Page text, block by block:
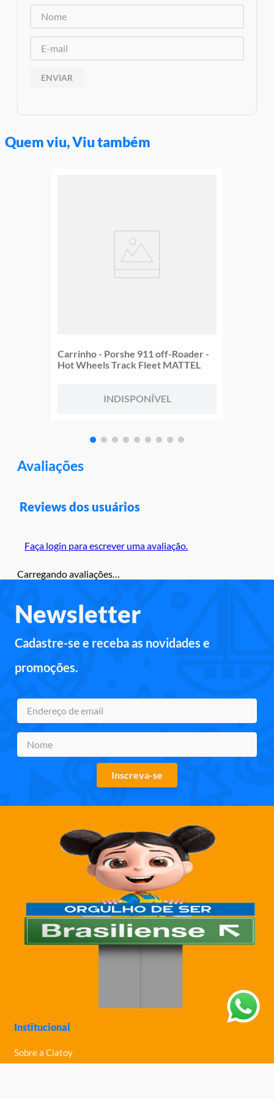
ENVIAR
Quem viu, Viu também
Carrinho - Porshe 911 off-Roader -
Hot Wheels Track Fleet MATTEL
INDISPONÍVEL
Avaliações
Reviews dos usuários
Faça login para escrever uma avaliação.
Carregando avaliações…
Newsletter
Cadastre-se e receba as novidades e
promoções.
Inscreva-se
Institucional
Sobre a Ciatoy